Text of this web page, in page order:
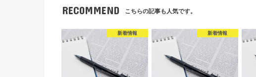
RECOMMEND こちらの記事も人気です。
新着情報 新着情報